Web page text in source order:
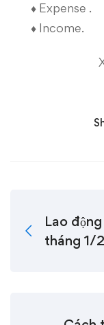
♦ Expense .
♦ Income.
Lao
tháng 1/